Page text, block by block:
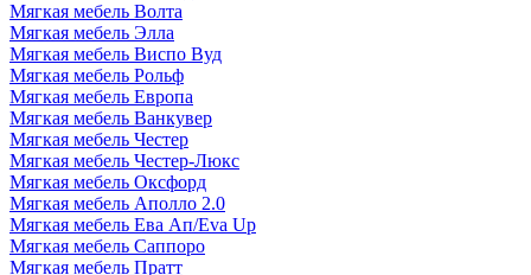
Мягкая мебель Волта
Мягкая мебель Элла
Мягкая мебель Виспо Вуд
Мягкая мебель Рольф
Мягкая мебель Европа
Мягкая мебель Ванкувер
Мягкая мебель Честер
Мягкая мебель Честер-Люкс
Мягкая мебель Оксфорд
Мягкая мебель Аполло 2.0
Мягкая мебель Ева Ап/Eva Up
Мягкая мебель Саппоро
Мягкая мебель Пратт